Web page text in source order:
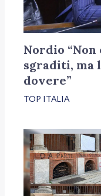
Nordio
sgraditi, ma
dovere”
TOP ITALIA